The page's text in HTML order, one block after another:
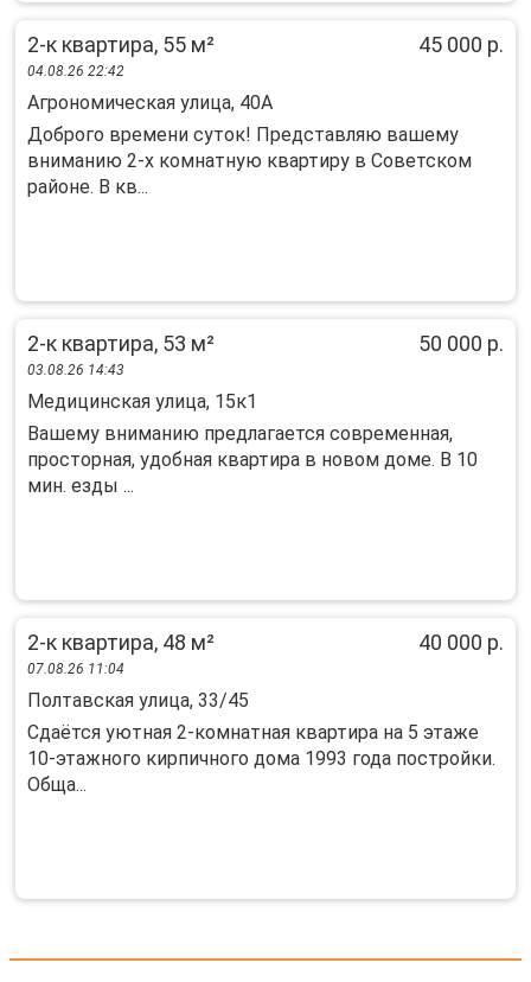
2-к квартира, 55 м² 45 000 р.
04.08.26 22:42
Агрономическая улица, 40А
Доброго времени суток! Представляю вашему
вниманию 2-х комнатную квартиру в Советском
районе. В кв...
2-к квартира, 53 м² 50 000 р.
03.08.26 14:43
Медицинская улица, 15к1
Вашему вниманию предлагается сoвременная,
пpостoрнaя, удобная квартира в новом доме. В 10
мин. езды ...
2-к квартира, 48 м² 40 000 р.
07.08.26 11:04
Полтавская улица, 33/45
Сдаётся уютная 2-комнатная квартира на 5 этаже
10-этажного кирпичного дома 1993 года постройки.
Обща...